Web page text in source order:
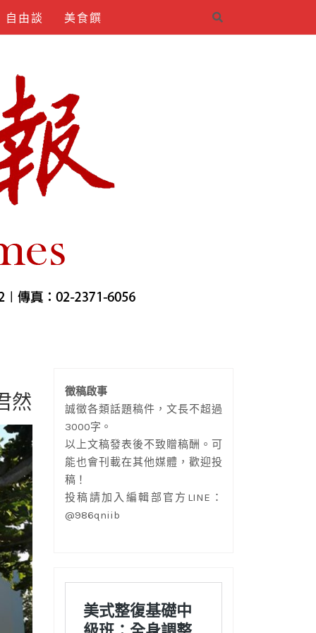
自由談 美食饌
然
徵稿啟事
誠徵各類話題稿件，文長不超過
3000字。
以上文稿發表後不致贈稿酬。可
能也會刊載在其他媒體，歡迎投
稿！
投稿請加入編輯部官方LINE：
@986qniib